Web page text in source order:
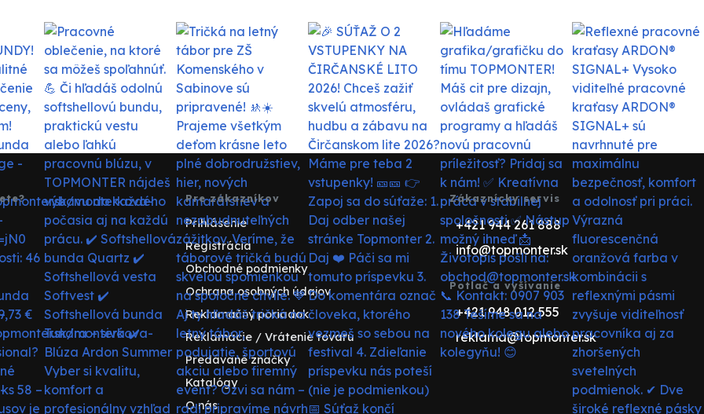
Pre zákazníkov
Prihlásenie
Registrácia
Obchodné podmienky
Ochrana osobných údajov
Reklamačný poriadok
Reklamácie / Vrátenie tovaru
Predávané značky
Katalógy
O nás
Zákaznícky servis
+421 944 261 888
info@topmonter.sk
Potlač a vyšívanie
+421 948 012 555
reklama@topmonter.sk